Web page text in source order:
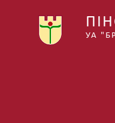
УА